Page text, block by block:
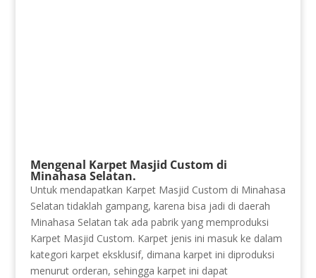
Mengenal Karpet Masjid Custom di
Minahasa Selatan.
Untuk mendapatkan Karpet Masjid Custom di Minahasa
Selatan tidaklah gampang, karena bisa jadi di daerah
Minahasa Selatan tak ada pabrik yang memproduksi
Karpet Masjid Custom. Karpet jenis ini masuk ke dalam
kategori karpet eksklusif, dimana karpet ini diproduksi
menurut orderan, sehingga karpet ini dapat